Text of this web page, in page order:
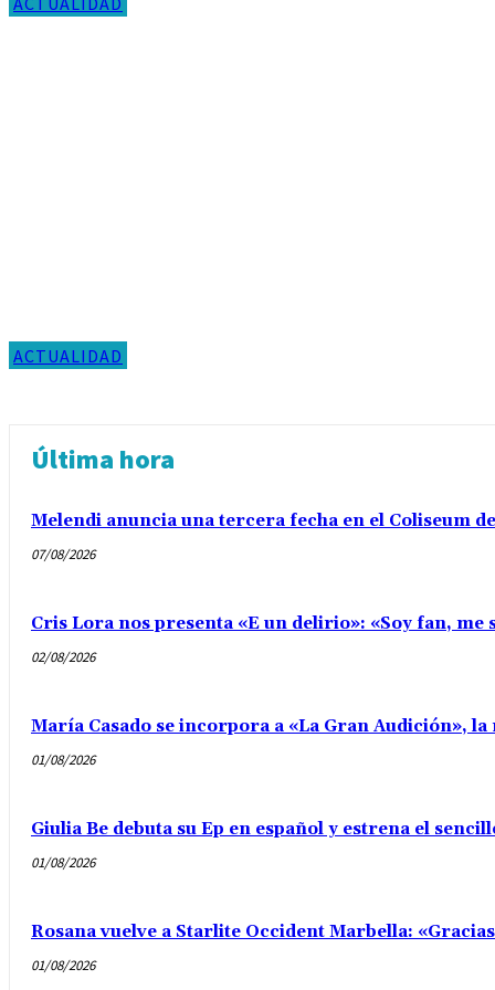
ACTUALIDAD
Última hora
Melendi anuncia una tercera fecha en el Coliseum
07/08/2026
Cris Lora nos presenta «E un delirio»: «Soy fan,
02/08/2026
María Casado se incorpora a «La Gran Audición», la
01/08/2026
Giulia Be debuta su Ep en español y estrena el
01/08/2026
Rosana vuelve a Starlite Occident Marbella:
01/08/2026